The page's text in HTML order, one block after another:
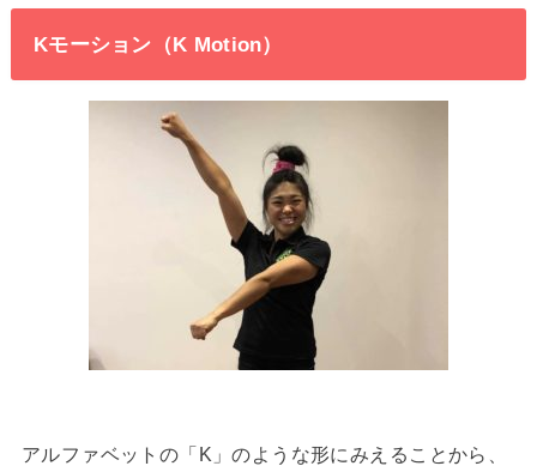
Kモーション（K Motion）
アルファベットの「K」のような形にみえることから、